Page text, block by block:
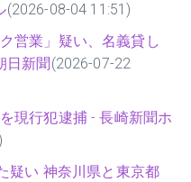
(2026-08-04 11:51)
営業」疑い、名義貸し
日新聞 (2026-07-22
現行犯逮捕 - 長崎新聞ホ
疑い 神奈川県と東京都